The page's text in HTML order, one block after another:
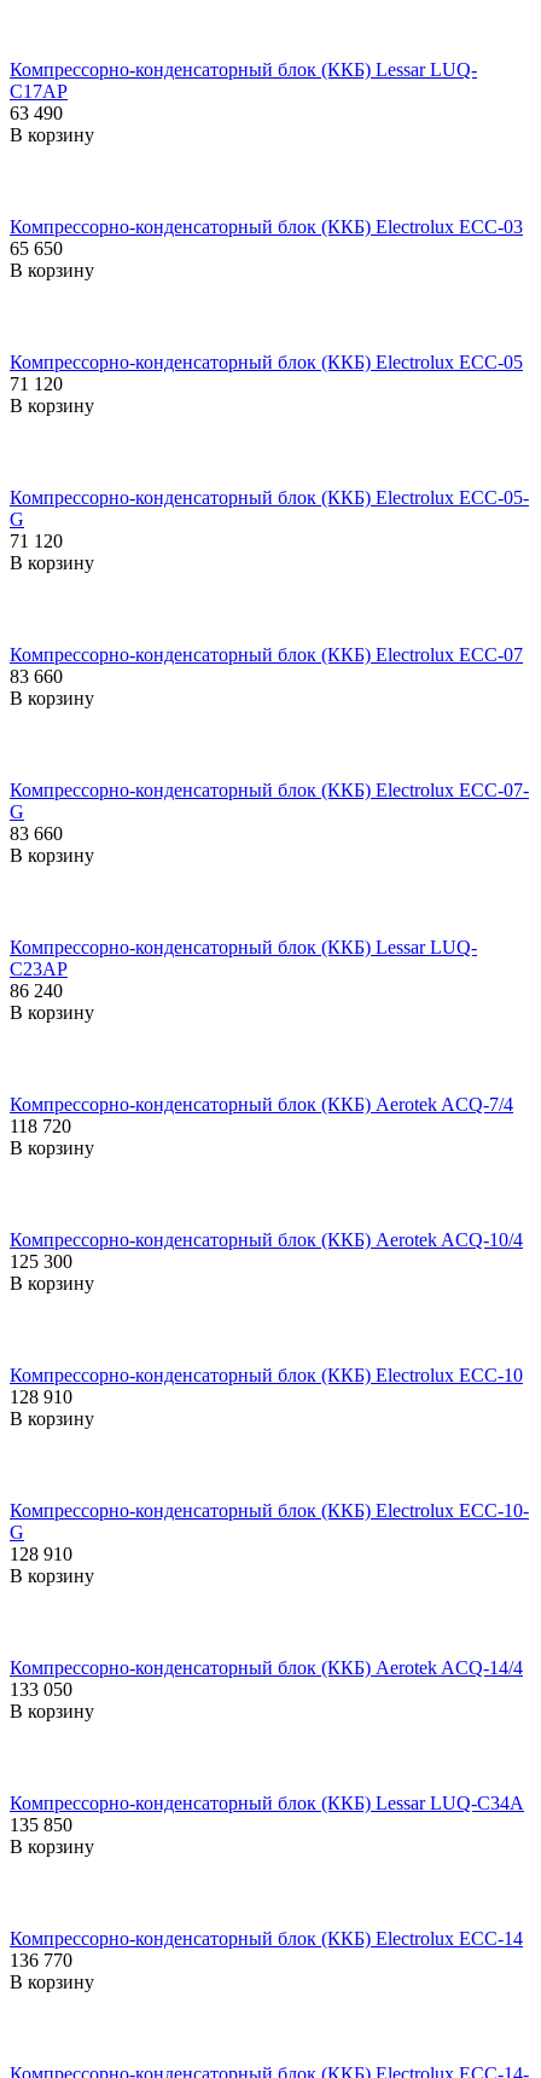
Компрессорно-конденсаторный блок (ККБ) Lessar LUQ-
C17AP
63 490
В корзину
Компрессорно-конденсаторный блок (ККБ) Electrolux ECC-03
65 650
В корзину
Компрессорно-конденсаторный блок (ККБ) Electrolux ECC-05
71 120
В корзину
Компрессорно-конденсаторный блок (ККБ) Electrolux ECC-05-
G
71 120
В корзину
Компрессорно-конденсаторный блок (ККБ) Electrolux ECC-07
83 660
В корзину
Компрессорно-конденсаторный блок (ККБ) Electrolux ECC-07-
G
83 660
В корзину
Компрессорно-конденсаторный блок (ККБ) Lessar LUQ-
C23AP
86 240
В корзину
Компрессорно-конденсаторный блок (ККБ) Aerotek ACQ-7/4
118 720
В корзину
Компрессорно-конденсаторный блок (ККБ) Aerotek ACQ-10/4
125 300
В корзину
Компрессорно-конденсаторный блок (ККБ) Electrolux ECC-10
128 910
В корзину
Компрессорно-конденсаторный блок (ККБ) Electrolux ECC-10-
G
128 910
В корзину
Компрессорно-конденсаторный блок (ККБ) Aerotek ACQ-14/4
133 050
В корзину
Компрессорно-конденсаторный блок (ККБ) Lessar LUQ-C34A
135 850
В корзину
Компрессорно-конденсаторный блок (ККБ) Electrolux ECC-14
136 770
В корзину
Компрессорно-конденсаторный блок (ККБ) Electrolux ECC-14-